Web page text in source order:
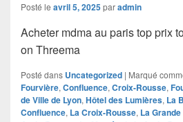
Posté le avril 5, 2025paradmin
Acheter mdma au paris top prix
on Threema
Posté dans Uncategorized | Marqué
Fourvière, Confluence, Croix-Rousse,
de Ville de Lyon, Hôtel des Lumières, La
Confluence, La Croix-Rousse, La